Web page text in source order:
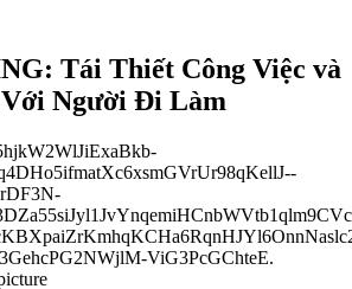
Tái Thiết Công Việc và
Người Đi Làm
ViG3PcGChteE.